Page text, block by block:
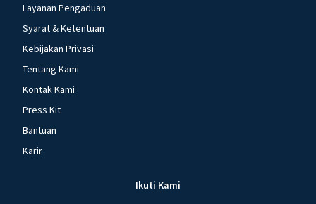
Layanan Pengaduan
Syarat & Ketentuan
Kebijakan Privasi
Tentang Kami
Kontak Kami
Press Kit
Bantuan
Karir
Ikuti Kami